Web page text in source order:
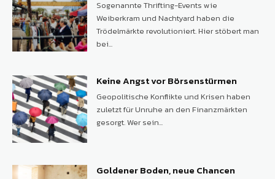
Sogenannte Thrifting-Events wie
Weiberkram und Nachtyard haben die
Trödelmärkte revolutioniert. Hier stöbert man
bei...
Keine Angst vor Börsenstürmen
Geopolitische Konflikte und Krisen haben
zuletzt für Unruhe an den Finanzmärkten
gesorgt. Wer sein...
Goldener Boden, neue Chancen